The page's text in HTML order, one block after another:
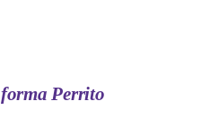
Perrito